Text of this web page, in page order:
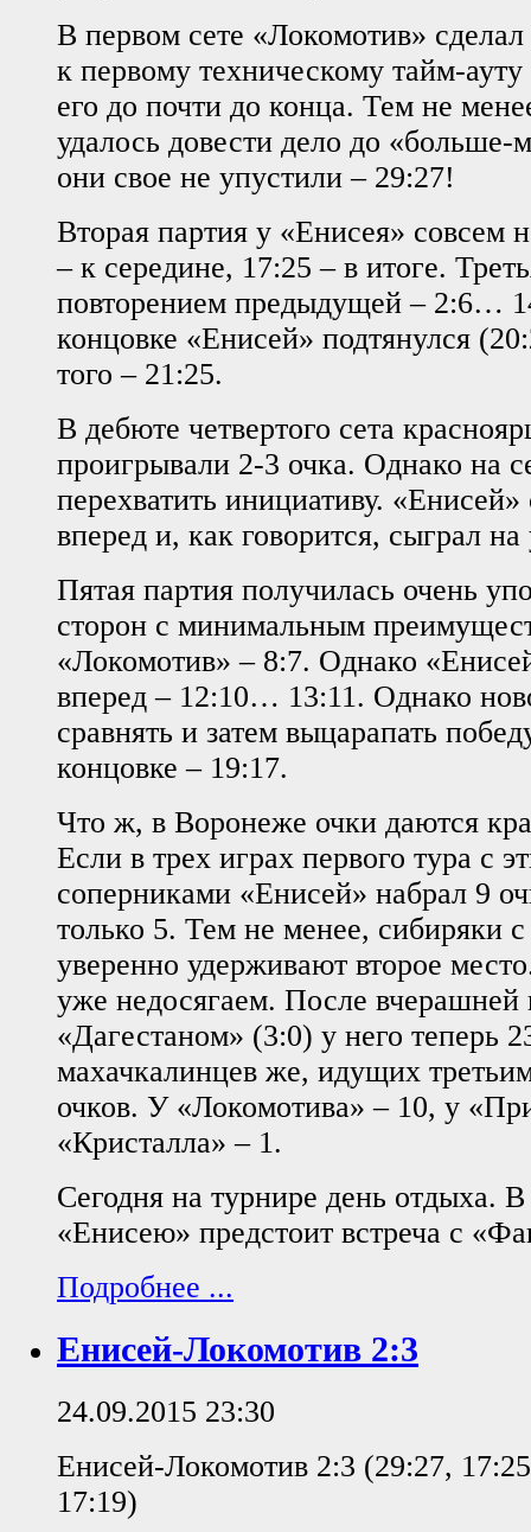
В первом сете «Локомотив» сделал
к первому техническому тайм-
его до почти до конца. Тем не
удалось довести дело до
они свое не упустили – 29:27!
Вторая партия у «Енисея» совсем
– к середине, 17:25 – в итоге.
повторением предыдущей – 2:6…
концовке «Енисей» подтянулся
того – 21:25.
В дебюте четвертого сета
проигрывали 2-3 очка. Однако на
перехватить инициативу.
вперед и, как говорится, сыграл
Пятая партия получилась очень
сторон с минимальным
«Локомотив» – 8:7. Однако
вперед – 12:10… 13:11. Однако
сравнять и затем выцарапать
концовке – 19:17.
Что ж, в Воронеже очки даются
Если в трех играх первого тура с
соперниками «Енисей» набрал 9
только 5. Тем не менее, сибиряки
уверенно удерживают второе
уже недосягаем. После вчерашней
«Дагестаном» (3:0) у него теперь
махачкалинцев же, идущих
очков. У «Локомотива» – 10, у
«Кристалла» – 1.
Сегодня на турнире день отдыха.
«Енисею» предстоит встреча с
Подробнее ...
Енисей-Локомотив 2:3
24.09.2015 23:30
Енисей-Локомотив 2:3 (29:27,
17:19)